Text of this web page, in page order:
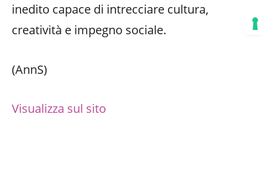
inedito capace di intrecciare cultura,
creatività e impegno sociale.
(AnnS)
Visualizza sul sito